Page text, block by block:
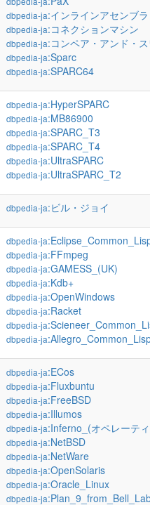
dbpedia-ja:インラインアセンブラ
dbpedia-ja:コネクションマシン
dbpedia-ja:コンペア・アンド・
dbpedia-ja:Sparc
dbpedia-ja:SPARC64
dbpedia-ja:HyperSPARC
dbpedia-ja:MB86900
dbpedia-ja:SPARC_T3
dbpedia-ja:SPARC_T4
dbpedia-ja:UltraSPARC
dbpedia-ja:UltraSPARC_T2
dbpedia-ja:ビル・ジョイ
dbpedia-ja
dbpedia-ja:FFmpeg
dbpedia-ja:GAMESS_(UK)
dbpedia-ja:Kdb+
dbpedia-ja:OpenWindows
dbpedia-ja:Racket
dbpedia-ja
dbpedia-ja
dbpedia-ja:ECos
dbpedia-ja:Fluxbuntu
dbpedia-ja:FreeBSD
dbpedia-ja:Illumos
dbpedia-ja:Inferno_(オペレーテ
dbpedia-ja:NetBSD
dbpedia-ja:NetWare
dbpedia-ja:OpenSolaris
dbpedia-ja:Oracle_Linux
dbpedia-ja